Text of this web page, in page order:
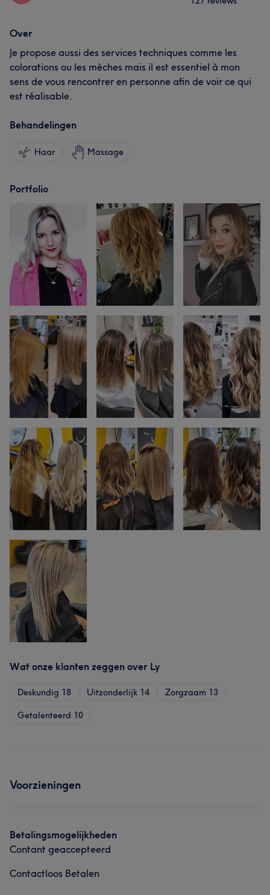
Over
Je propose aussi des services techniques comme les
colorations ou les mèches mais il est essentiel à mon
sens de vous rencontrer en personne afin de voir ce qui
est réalisable.
Behandelingen
Haar Massage
Portfolio
Wat onze klanten zeggen over Ly
Deskundig 18 Uitzonderlijk 14 Zorgzaam 13
Getalenteerd 10
Voorzieningen
Betalingsmogelijkheden
Contant geaccepteerd
Contactloos Betalen